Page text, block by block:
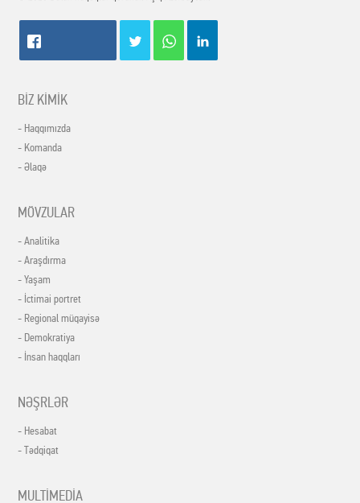
BİZ KİMİK
- Haqqımızda
- Komanda
- Əlaqə
MÖVZULAR
- Analitika
- Araşdırma
- Yaşam
- İctimai portret
- Regional müqayisə
- Demokratiya
- İnsan haqqları
NƏŞRLƏR
- Hesabat
- Tədqiqat
MULTİMEDİA